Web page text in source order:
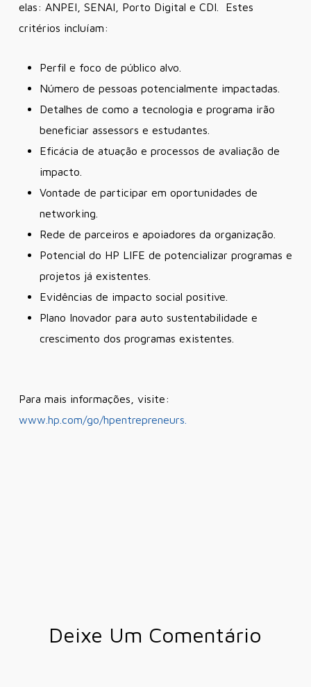
elas: ANPEI, SENAI, Porto Digital e CDI. Estes
critérios incluíam:
Perfil e foco de público alvo.
Número de pessoas potencialmente impactadas.
Detalhes de como a tecnologia e programa irão
beneficiar assessors e estudantes.
Eficácia de atuação e processos de avaliação de
impacto.
Vontade de participar em oportunidades de
networking.
Rede de parceiros e apoiadores da organização.
Potencial do HP LIFE de potencializar programas e
projetos já existentes.
Evidências de impacto social positive.
Plano Inovador para auto sustentabilidade e
crescimento dos programas existentes.
Para mais informações, visite:
www.hp.com/go/hpentrepreneurs.
Deixe Um Comentário